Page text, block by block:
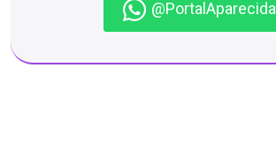
@PortalAparecida